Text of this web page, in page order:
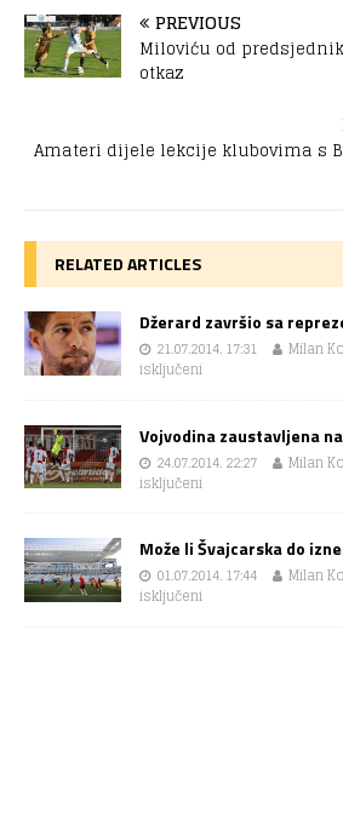
PREVIOUS
Miloviću od
otkaz
Amateri dijele lekcije klubovima s
RELATED ARTICLES
Džerard završio sa
21.07.2014. 17:31 Milan
isključeni
Vojvodina zaustavljena
24.07.2014. 22:27 Milan
isključeni
Može li Švajcarska do
01.07.2014. 17:44 Milan
isključeni